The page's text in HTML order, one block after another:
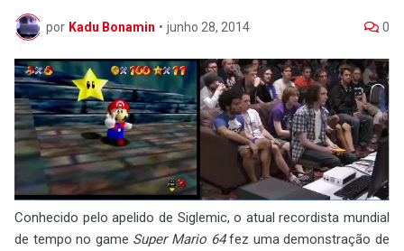
por Kadu Bonamin • junho 28, 2014 0
Conhecido pelo apelido de Siglemic, o atual recordista mundial
de tempo no game Super Mario 64fez uma demonstração de